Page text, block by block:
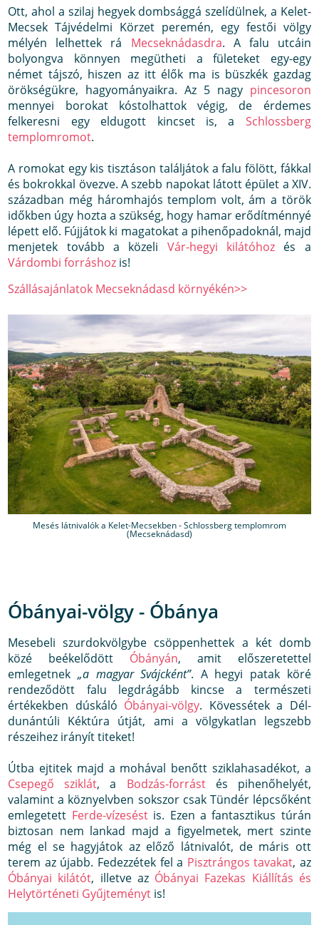
Ott, ahol a szilaj hegyek dombsággá szelídülnek, a Kelet-
Mecsek Tájvédelmi Körzet peremén, egy festői völgy
mélyén lelhettek rá Mecseknádasdra. A falu utcáin
bolyongva könnyen megütheti a fületeket egy-egy
német tájszó, hiszen az itt élők ma is büszkék gazdag
örökségükre, hagyományaikra. Az 5 nagy pincesoron
mennyei borokat kóstolhattok végig, de érdemes
felkeresni egy eldugott kincset is, a Schlossberg
templomromot.
A romokat egy kis tisztáson találjátok a falu fölött, fákkal
és bokrokkal övezve. A szebb napokat látott épület a XIV.
században még háromhajós templom volt, ám a török
időkben úgy hozta a szükség, hogy hamar erődítménnyé
lépett elő. Fújjátok ki magatokat a pihenőpadoknál, majd
menjetek tovább a közeli Vár-hegyi kilátóhoz és a
Várdombi forráshoz is!
Szállásajánlatok Mecseknádasd környékén>>
Mesés látnivalók a Kelet-Mecsekben - Schlossberg templomrom
(Mecseknádasd)
Óbányai-völgy - Óbánya
Mesebeli szurdokvölgybe csöppenhettek a két domb
közé beékelődött Óbányán, amit előszeretettel
emlegetnek „a magyar Svájcként”. A hegyi patak köré
rendeződött falu legdrágább kincse a természeti
értékekben dúskáló Óbányai-völgy. Kövessétek a Dél-
dunántúli Kéktúra útját, ami a völgykatlan legszebb
részeihez irányít titeket!
Útba ejtitek majd a mohával benőtt sziklahasadékot, a
Csepegő sziklát, a Bodzás-forrástés pihenőhelyét,
valamint a köznyelvben sokszor csak Tündér lépcsőként
emlegetett Ferde-vízeséstis. Ezen a fantasztikus túrán
biztosan nem lankad majd a figyelmetek, mert szinte
még el se hagyjátok az előző látnivalót, de máris ott
terem az újabb. Fedezzétek fel a Pisztrángos tavakat, az
Óbányai kilátót, illetve az Óbányai Fazekas Kiállítás és
Helytörténeti Gyűjteményt is!